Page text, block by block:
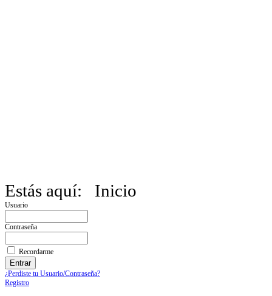
Estás aquí: Inicio
Usuario
Contraseña
Recordarme
¿Perdiste tu Usuario/Contraseña?
Registro